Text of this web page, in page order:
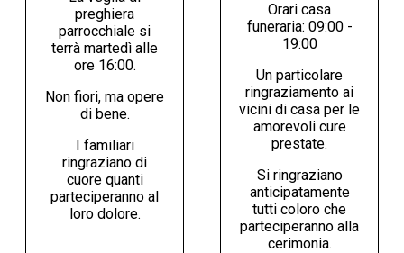
preghiera
parrocchiale si
terrà martedì alle
ore 16:00.
Non fiori, ma opere
di bene.
I familiari
ringraziano di
cuore quanti
parteciperanno al
loro dolore.
Orari casa
funeraria: 09:00 -
19:00
Un particolare
ringraziamento ai
vicini di casa per le
amorevoli cure
prestate.
Si ringraziano
anticipatamente
tutti coloro che
parteciperanno alla
cerimonia.